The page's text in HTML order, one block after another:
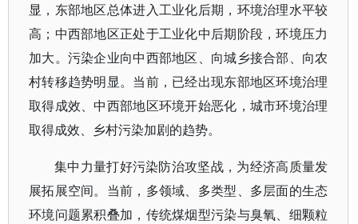
显，东部地区总体进入工业化后期，环境治理水平较
高；中西部地区正处于工业化中后期阶段，环境压力
加大。污染企业向中西部地区、向城乡接合部、向农
村转移趋势明显。当前，已经出现东部地区环境治理
取得成效、中西部地区环境开始恶化，城市环境治理
取得成效、乡村污染加剧的趋势。
集中力量打好污染防治攻坚战，为经济高质量发
展拓展空间。当前，多领域、多类型、多层面的生态
环境问题累积叠加，传统煤烟型污染与臭氧、细颗粒